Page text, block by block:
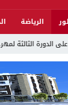
الرياضة
العيطة